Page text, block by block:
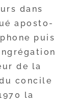
dans
apos­to­
puis
de la
concile
la